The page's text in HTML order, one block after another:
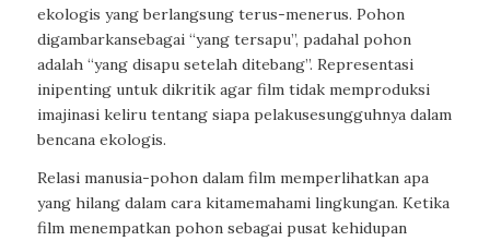
ekologis yangberlangsung terus-menerus. Pohon
digambarkansebagai“yang tersapu”, padahal pohon
adalah“yang disapu setelah ditebang”. Representasi
inipenting untuk dikritikagar film tidak memproduksi
imajinasi keliru tentang siapa pelakusesungguhnya dalam
bencana ekologis.
Relasi manusia-pohon dalamfilm memperlihatkan apa
yang hilang dalam cara kitamemahami lingkungan. Ketika
film menempatkan pohon sebagai pusat kehidupan